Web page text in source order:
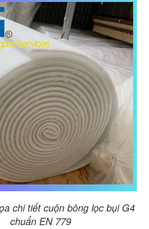
chi tiết cuộn bông lọc bụi G4
chuẩn EN 779